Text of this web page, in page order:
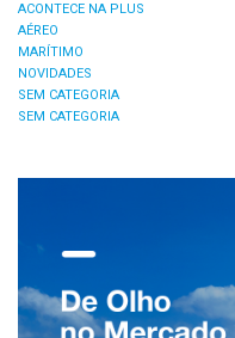
ACONTECE NA PLUS
AÉREO
MARÍTIMO
NOVIDADES
SEM CATEGORIA
SEM CATEGORIA